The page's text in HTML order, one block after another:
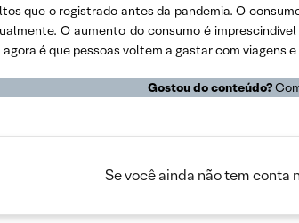
que o registrado antes da pandemia. O
O aumento do consumo é
é que pessoas voltem a gastar com viagens
Gostou do conteúdo?
Se você ainda não tem conta